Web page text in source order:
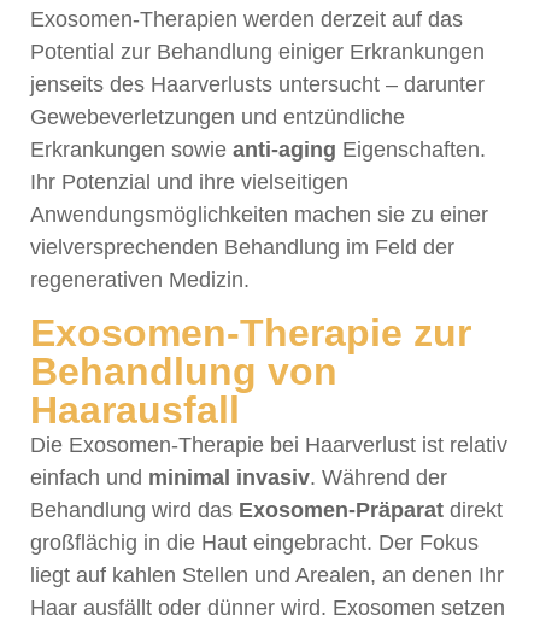
Exosomen-Therapien werden derzeit auf das
Potential zur Behandlung einiger Erkrankungen
jenseits des Haarverlusts untersucht – darunter
Gewebeverletzungen und entzündliche
Erkrankungen sowie anti-aging Eigenschaften.
Ihr Potenzial und ihre vielseitigen
Anwendungsmöglichkeiten machen sie zu einer
vielversprechenden Behandlung im Feld der
regenerativen Medizin.
Exosomen-Therapie zur
Behandlung von
Haarausfall
Die Exosomen-Therapie bei Haarverlust ist relativ
einfach und minimal invasiv. Während der
Behandlung wird das Exosomen-Präparat direkt
großflächig in die Haut eingebracht. Der Fokus
liegt auf kahlen Stellen und Arealen, an denen Ihr
Haar ausfällt oder dünner wird. Exosomen setzen